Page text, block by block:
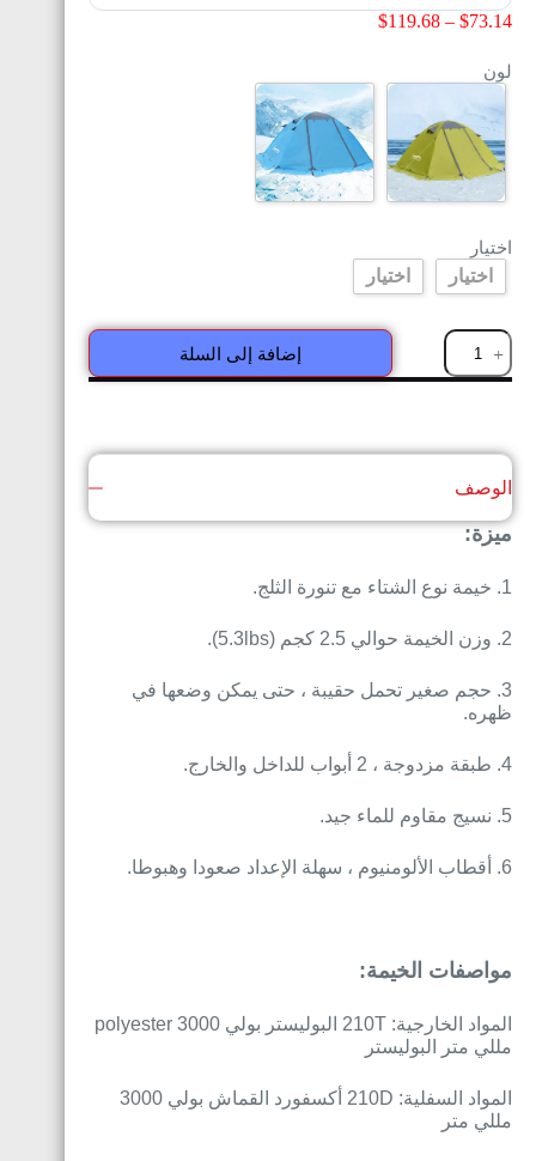
$73.14
–
$119.68
لون
اختيار
اختيار اختيار
إضافة إلى السلة
الوصف
ميزة:
1. خيمة نوع الشتاء مع تنورة الثلج.
2. وزن الخيمة حوالي 2.5 كجم (5.3lbs).
3. حجم صغير تحمل حقيبة ، حتى يمكن وضعها في
ظهره.
4. طبقة مزدوجة ، 2 أبواب للداخل والخارج.
5. نسيج مقاوم للماء جيد.
6. أقطاب الألومنيوم ، سهلة الإعداد صعودا وهبوطا.
مواصفات الخيمة:
المواد الخارجية: 210T البوليستر بولي polyester 3000
مللي متر البوليستر
المواد السفلية: 210D أكسفورد القماش بولي 3000
مللي متر